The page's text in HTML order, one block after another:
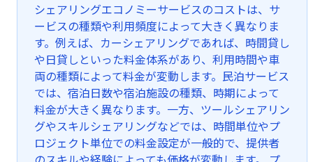
シェアリングエコノミーサービスのコストは、サ
ービスの種類や利用頻度によって大きく異なりま
す。例えば、カーシェアリングであれば、時間貸し
や日貸しといった料金体系があり、利用時間や車
両の種類によって料金が変動します。民泊サービス
では、宿泊日数や宿泊施設の種類、時期によって
料金が大きく異なります。一方、ツールシェアリン
グやスキルシェアリングなどでは、時間単位やプ
ロジェクト単位での料金設定が一般的で、提供者